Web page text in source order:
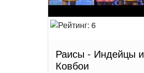
Раисы - Индейцы и
Ковбои